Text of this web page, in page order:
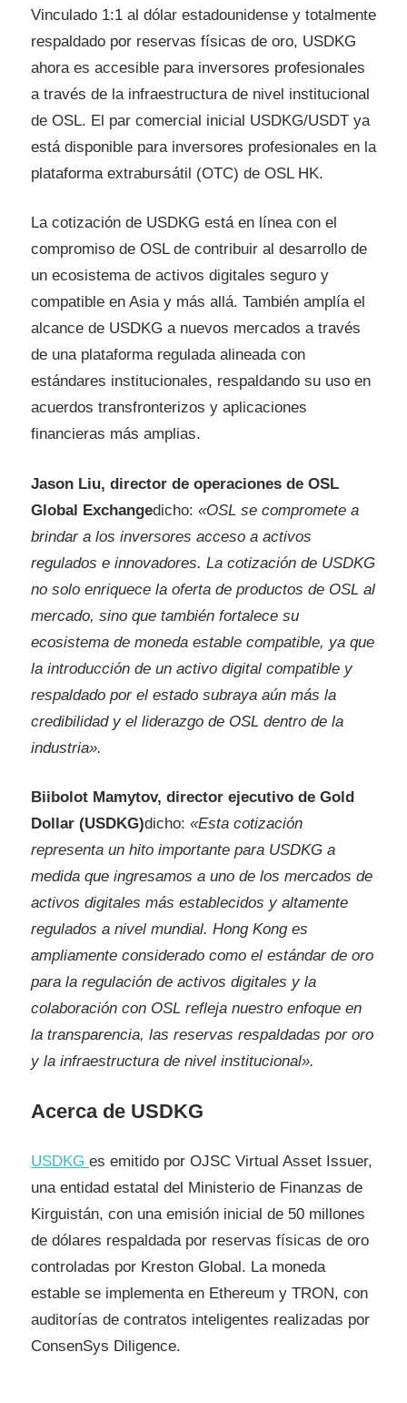
Vinculado 1:1 al dólar estadounidense y totalmente
respaldado por reservas físicas de oro, USDKG
ahora es accesible para inversores profesionales
a través de la infraestructura de nivel institucional
de OSL. El par comercial inicial USDKG/USDT ya
está disponible para inversores profesionales en la
plataforma extrabursátil (OTC) de OSL HK.
La cotización de USDKG está en línea con el
compromiso de OSL de contribuir al desarrollo de
un ecosistema de activos digitales seguro y
compatible en Asia y más allá. También amplía el
alcance de USDKG a nuevos mercados a través
de una plataforma regulada alineada con
estándares institucionales, respaldando su uso en
acuerdos transfronterizos y aplicaciones
financieras más amplias.
Jason Liu, director de operaciones de OSL
Global Exchangedicho: «OSL se compromete a
brindar a los inversores acceso a activos
regulados e innovadores. La cotización de USDKG
no solo enriquece la oferta de productos de OSL al
mercado, sino que también fortalece su
ecosistema de moneda estable compatible, ya que
la introducción de un activo digital compatible y
respaldado por el estado subraya aún más la
credibilidad y el liderazgo de OSL dentro de la
industria».
Biibolot Mamytov, director ejecutivo de Gold
Dollar (USDKG)dicho: «Esta cotización
representa un hito importante para USDKG a
medida que ingresamos a uno de los mercados de
activos digitales más establecidos y altamente
regulados a nivel mundial. Hong Kong es
ampliamente considerado como el estándar de oro
para la regulación de activos digitales y la
colaboración con OSL refleja nuestro enfoque en
la transparencia, las reservas respaldadas por oro
y la infraestructura de nivel institucional».
Acerca de USDKG
USDKG es emitido por OJSC Virtual Asset Issuer,
una entidad estatal del Ministerio de Finanzas de
Kirguistán, con una emisión inicial de 50 millones
de dólares respaldada por reservas físicas de oro
controladas por Kreston Global. La moneda
estable se implementa en Ethereum y TRON, con
auditorías de contratos inteligentes realizadas por
ConsenSys Diligence.